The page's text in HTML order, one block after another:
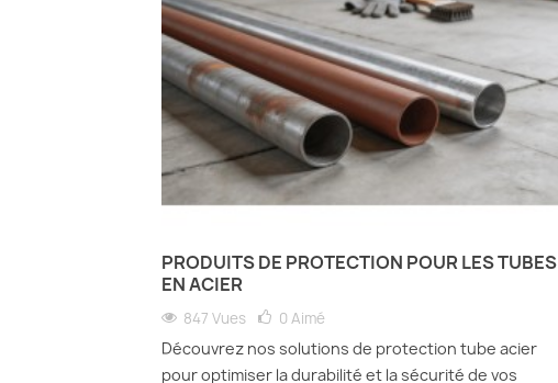
PRODUITS DE PROTECTION POUR LES TUBES
EN ACIER
847 Vues 0 Aimé
Découvrez nos solutions de protection tube acier
pour optimiser la durabilité et la sécurité de vos